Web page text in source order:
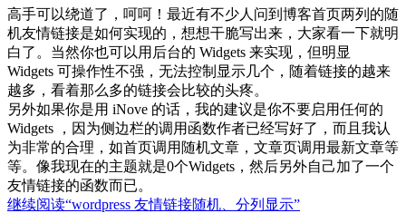
高手可以绕道了，呵呵！最近有不少人问到博客首页两列的随
机友情链接是如何实现的，想想干脆写出来，大家看一下就明
白了。当然你也可以用后台的 Widgets 来实现，但明显
Widgets 可操作性不强，无法控制显示几个，随着链接的越来
越多，看着那么多的链接会比较的头疼。
另外如果你是用 iNove 的话，我的建议是你不要启用任何的
Widgets ，因为侧边栏的调用函数作者已经写好了，而且我认
为非常的合理，如首页调用随机文章，文章页调用最新文章等
等。像我现在的主题就是0个Widgets，然后另外自己加了一个
友情链接的函数而已。
继续阅读“wordpress 友情链接随机、分列显示”